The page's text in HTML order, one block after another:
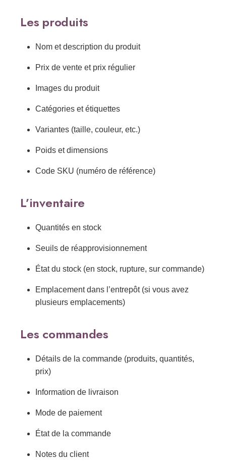
Les produits
Nom et description du produit
Prix de vente et prix régulier
Images du produit
Catégories et étiquettes
Variantes (taille, couleur, etc.)
Poids et dimensions
Code SKU (numéro de référence)
L’inventaire
Quantités en stock
Seuils de réapprovisionnement
État du stock (en stock, rupture, sur commande)
Emplacement dans l’entrepôt (si vous avez
plusieurs emplacements)
Les commandes
Détails de la commande (produits, quantités,
prix)
Information de livraison
Mode de paiement
État de la commande
Notes du client